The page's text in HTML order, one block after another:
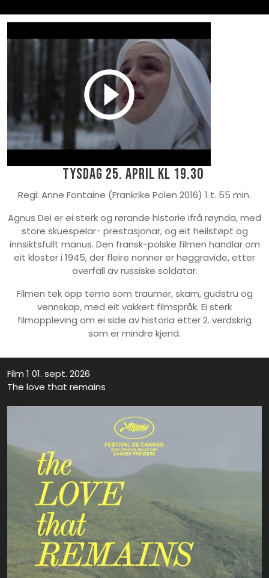
Tysdag 25. april kl 19.30
Regi: Anne Fontaine (Frankrike Polen 2016) 1 t. 55 min.
Agnus Dei er ei sterk og rørande historie ifrå røynda, med
store skuespelar- prestasjonar, og eit heilstøpt og
innsiktsfullt manus. Den fransk-polske filmen handlar om
eit kloster i 1945, der fleire nonner er høggravide, etter
overfall av russiske soldatar.
Filmen tek opp tema som traumer, skam, gudstru og
vennskap, med eit vakkert filmspråk. Ei sterk
filmoppleving om ei side av historia etter 2. verdskrig
som er mindre kjend.
Film 1 01. sept. 2026
The love that remains